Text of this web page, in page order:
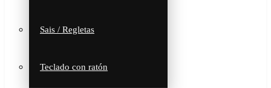
Sais / Regletas
Teclado con ratón